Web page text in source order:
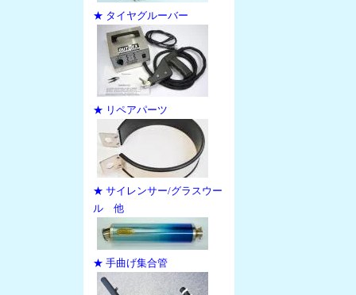
★ タイヤグルーバー
★ リペアパーツ
★ サイレンサー/グラスウー
ル 他
★ 手曲げ集合管